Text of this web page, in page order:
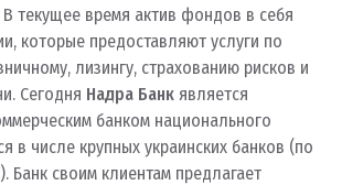
текущее время актив фондов в себя
которые предоставляют услуги по
лизингу, страхованию рисков и
Сегодня Надра Банк является
банком национального
в числе крупных украинских банков (по
Банк своим клиентам предлагает